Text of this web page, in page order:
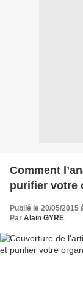
Comment
purifier votre
Publié le 20/05/2015
Par Alain GYRE